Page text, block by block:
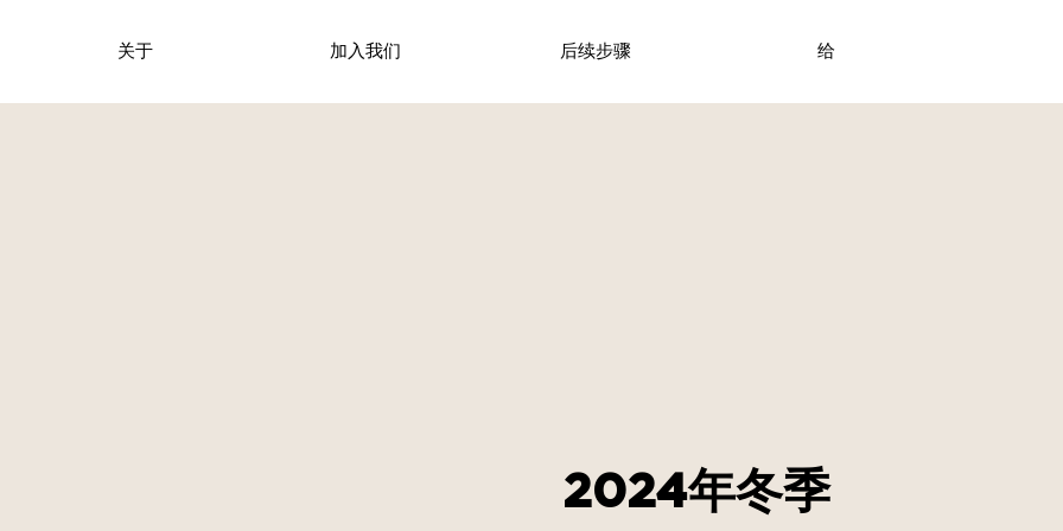
关于 加入我们 后续步骤 给
2024年冬季